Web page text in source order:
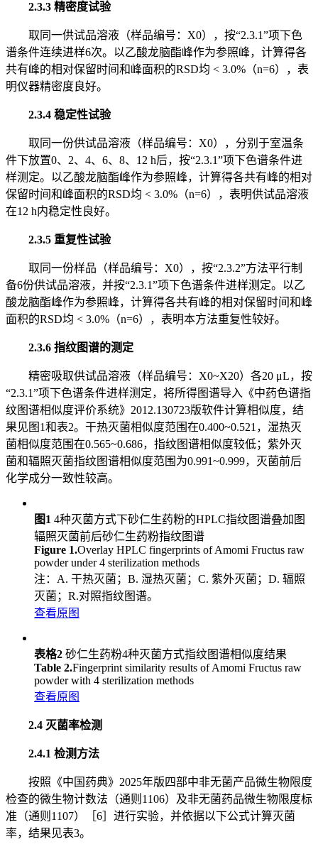
2.3.3 精密度试验
取同一供试品溶液（样品编号：X0），按“2.3.1”项下色
谱条件连续进样6次。以乙酸龙脑酯峰作为参照峰，计算得各
共有峰的相对保留时间和峰面积的RSD均 < 3.0%（n=6），表
明仪器精密度良好。
2.3.4 稳定性试验
取同一份供试品溶液（样品编号：X0），分别于室温条
件下放置0、2、4、6、8、12 h后，按“2.3.1”项下色谱条件进
样测定。以乙酸龙脑酯峰作为参照峰，计算得各共有峰的相对
保留时间和峰面积的RSD均 < 3.0%（n=6），表明供试品溶液
在12 h内稳定性良好。
2.3.5 重复性试验
取同一份样品（样品编号：X0），按“2.3.2”方法平行制
备6份供试品溶液，并按“2.3.1”项下色谱条件进样测定。以乙
酸龙脑酯峰作为参照峰，计算得各共有峰的相对保留时间和峰
面积的RSD均 < 3.0%（n=6），表明本方法重复性较好。
2.3.6 指纹图谱的测定
精密吸取供试品溶液（样品编号：X0~X20）各20 μL，按
“2.3.1”项下色谱条件进样测定，将所得图谱导入《中药色谱指
纹图谱相似度评价系统》2012.130723版软件计算相似度，结
果见图1和表2。干热灭菌相似度范围在0.400~0.521，湿热灭
菌相似度范围在0.565~0.686，指纹图谱相似度较低；紫外灭
菌和辐照灭菌指纹图谱相似度范围为0.991~0.999，灭菌前后
化学成分一致性较高。
图1 4种灭菌方式下砂仁生药粉的HPLC指纹图谱叠加图
辐照灭菌前后砂仁生药粉指纹图谱
Figure 1.Overlay HPLC fingerprints of Amomi Fructus raw
powder under 4 sterilization methods
注：A. 干热灭菌；B. 湿热灭菌；C. 紫外灭菌；D. 辐照
灭菌；R.对照指纹图谱。
查看原图
表格2 砂仁生药粉4种灭菌方式指纹图谱相似度结果
Table 2.Fingerprint similarity results of Amomi Fructus raw
powder with 4 sterilization methods
查看原图
2.4 灭菌率检测
2.4.1 检测方法
按照《中国药典》2025年版四部中非无菌产品微生物限度
检查的微生物计数法（通则1106）及非无菌药品微生物限度标
准（通则1107）［6］进行实验，并依据以下公式计算灭菌
率，结果见表3。